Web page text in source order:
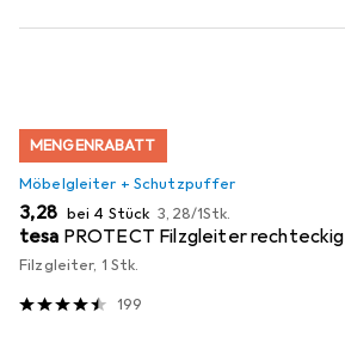
MENGENRABATT
Möbelgleiter + Schutzpuffer
EUR
3,28 bei 4 Stück EUR
3,28/1Stk.
tesa PROTECT Filzgleiter rechteckig
Filzgleiter, 1 Stk.
199